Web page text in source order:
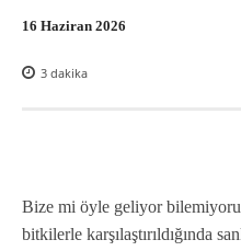
16 Haziran 2026
3 dakika
Bize mi öyle geliyor
bitkilerle karşılaştırıldığında